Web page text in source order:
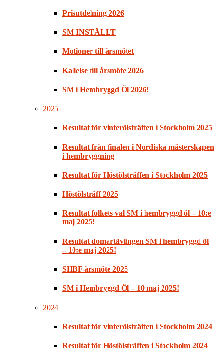
Prisutdelning 2026
SM INSTÄLLT
Motioner till årsmötet
Kallelse till årsmöte 2026
SM i Hembryggd Öl 2026!
2025
Resultat för vinterölsträffen i Stockholm 2025
Resultat från finalen i Nordiska mästerskapen
i hembryggning
Resultat för Höstölsträffen i Stockholm 2025
Höstölsträff 2025
Resultat folkets val SM i hembryggd öl – 10:e
maj 2025!
Resultat domartävlingen SM i hembryggd öl
– 10:e maj 2025!
SHBF årsmöte 2025
SM i Hembryggd Öl – 10 maj 2025!
2024
Resultat för vinterölsträffen i Stockholm 2024
Resultat för Höstölsträffen i Stockholm 2024